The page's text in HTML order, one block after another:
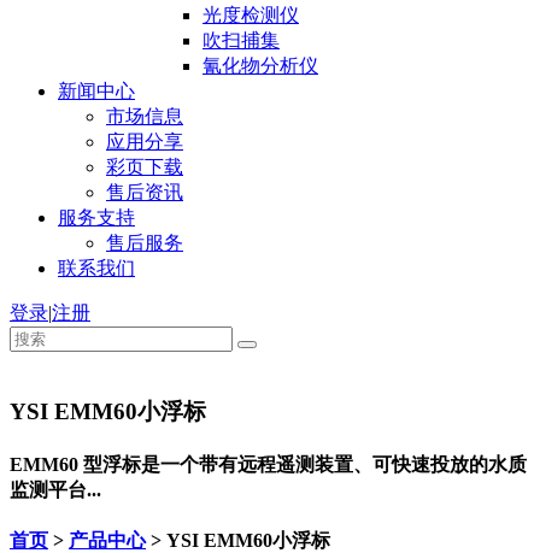
光度检测仪
吹扫捕集
氰化物分析仪
新闻中心
市场信息
应用分享
彩页下载
售后资讯
服务支持
售后服务
联系我们
登录|注册
YSI EMM60小浮标
EMM60 型浮标是一个带有远程遥测装置、可快速投放的水质
监测平台...
首页 > 产品中心> YSI EMM60小浮标